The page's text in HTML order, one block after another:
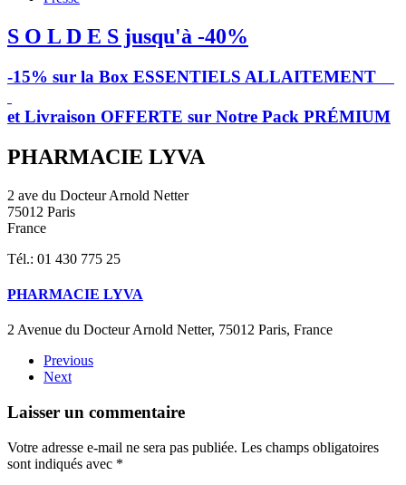
S O L D E S jusqu'à -40%
-15% sur la Box ESSENTIELS ALLAITEMENT
et Livraison OFFERTE sur Notre Pack PRÉMIUM
PHARMACIE LYVA
2 ave du Docteur Arnold Netter
75012 Paris
France
Tél.: 01 430 775 25
PHARMACIE LYVA
2 Avenue du Docteur Arnold Netter, 75012 Paris, France
Previous
Next
Laisser un commentaire
Votre adresse e-mail ne sera pas publiée. Les champs obligatoires
sont indiqués avec *